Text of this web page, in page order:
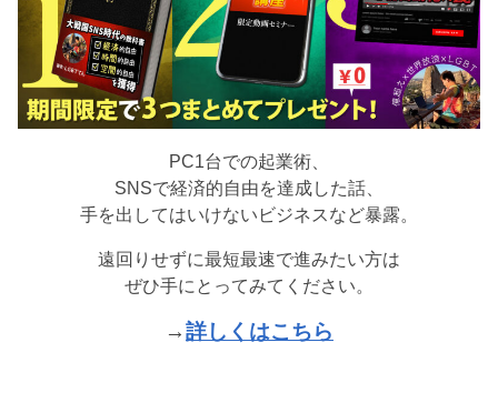
PC1台での起業術、
SNSで経済的自由を達成した話、
手を出してはいけないビジネスなど暴露。
遠回りせずに最短最速で進みたい方は
ぜひ手にとってみてください。
→詳しくはこちら